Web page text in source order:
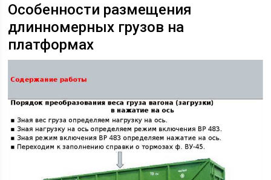
Особенности размещения
длинномерных грузов на
платформах